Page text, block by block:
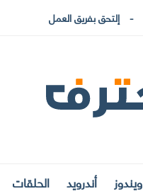
إلتحق بفريق العمل
ويندوز أندرويد الحلقات